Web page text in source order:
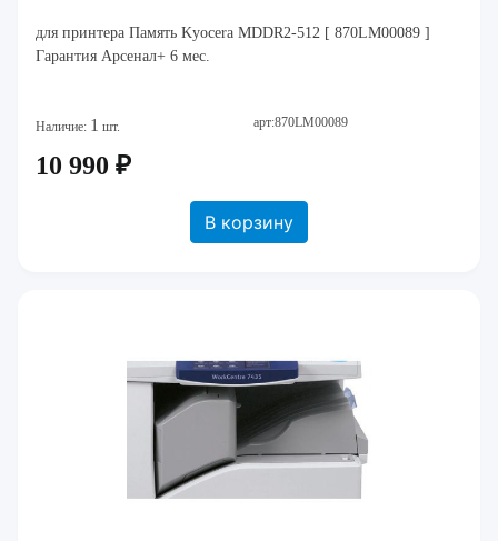
для принтера Память Kyocera MDDR2-512 [ 870LM00089 ]
Гарантия Арсенал+ 6 мес.
Наличие: 1 шт. арт:870LM00089
10 990 ₽
В корзину